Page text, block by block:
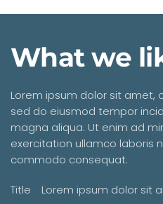
What we
Lorem ipsum dolor sit amet,
sed do eiusmod tempor
magna aliqua. Ut enim ad
exercitation ullamco laboris
commodo consequat.
Title
Lorem ipsum dolor sit